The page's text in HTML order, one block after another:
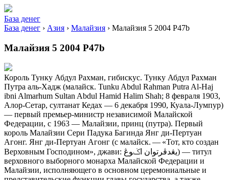
База денег
База денег › Азия › Малайзия › Малайзия 5 2004 P47b
Малайзия 5 2004 P47b
Король Тунку Абдул Рахман, гибискус. Тунку Абдул Рахман
Путра аль-Хадж (малайск. Tunku Abdul Rahman Putra Al-Haj
ibni Almarhum Sultan Abdul Hamid Halim Shah; 8 февраля 1903,
Алор-Сетар, султанат Кедах — 6 декабря 1990, Куала-Лумпур)
— первый премьер-министр независимой Малайской
Федерации, c 1963 — Малайзии, принц (путра). Первый
король Малайзии Сери Падука Багинда Янг ди-Пертуан
Агонг. Янг ди-Пертуан Агонг (с малайск. — «Тот, кто создан
Верховным Господином», джави: يڠدڤرتوان اݢوڠ‎) — титул
верховного выборного монарха Малайской Федерации и
Малайзии, исполняющего в основном церемониальные и